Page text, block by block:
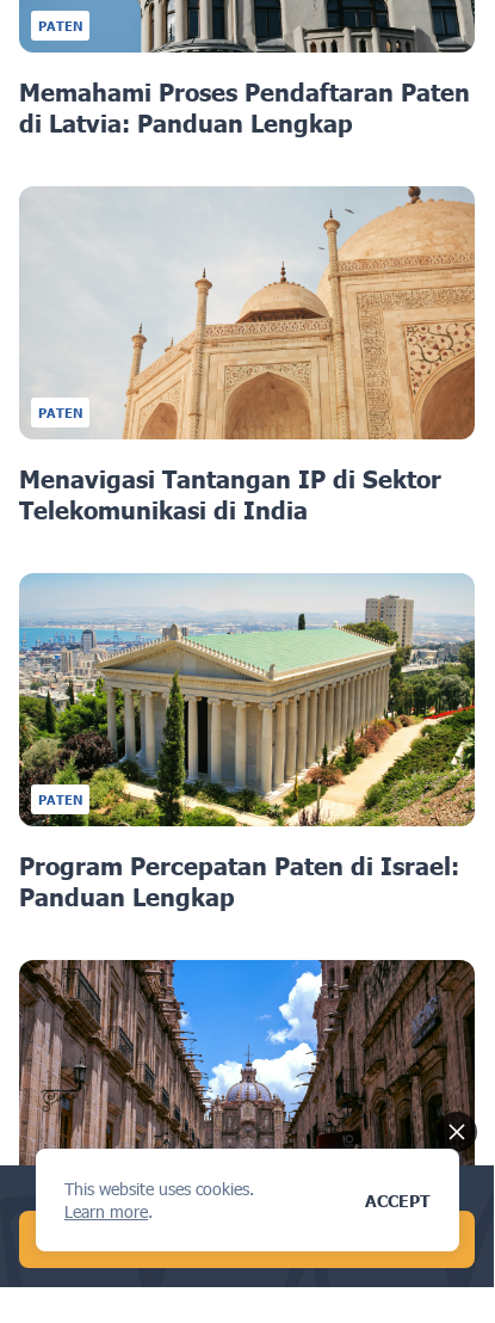
This website uses cookies.
Learn more.
ACCEPT
PATEN
Memahami Proses Pendaftaran Paten
di Latvia: Panduan Lengkap
PATEN
Menavigasi Tantangan IP di Sektor
Telekomunikasi di India
PATEN
Program Percepatan Paten di Israel:
Panduan Lengkap
MEREK DAGANG
Apa yang Perlu Anda Ketahui tentang
Hukum Hak Cipta di Meksiko
Conduct a global AI search in 1 min!